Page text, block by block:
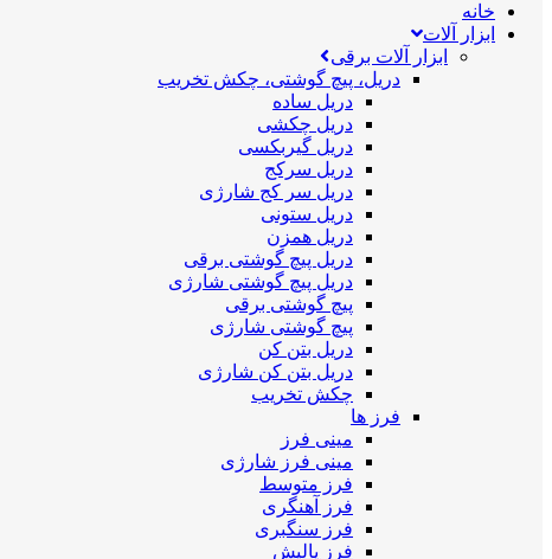
خانه
ابزار آلات
ابزار آلات برقی
دریل، پیچ گوشتی، چکش تخریب
دریل ساده
دریل چکشی
دریل گیربکسی
دریل سرکج
دریل سر کج شارژی
دریل ستونی
دریل همزن
دریل پیچ گوشتی برقی
دریل پیچ گوشتی شارژی
پیچ گوشتی برقی
پیچ گوشتی شارژی
دریل بتن کن
دریل بتن کن شارژی
چکش تخریب
فرز ها
مینی فرز
مینی فرز شارژی
فرز متوسط
فرز آهنگری
فرز سنگبری
فرز پالیش